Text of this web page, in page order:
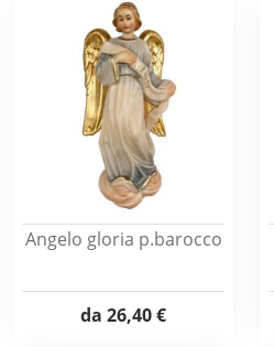
Angelo gloria p.barocco
da 26,40 €